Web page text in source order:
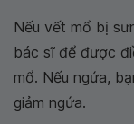
Nếu vết mổ bị
bác sĩ để được
mổ. Nếu ngứa,
giảm ngứa.